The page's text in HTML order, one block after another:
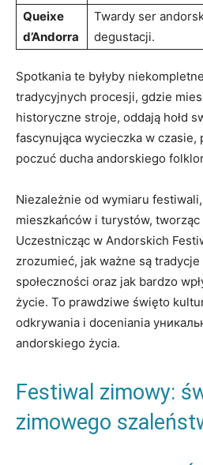
Queixe⁤
d’Andorra
Twardy ⁤ser
degustacji.
Spotkania te byłyby
tradycyjnych procesji, gdzie
historyczne stroje,‍ oddają hołd
fascynująca wycieczka w ‌czasie,
poczuć ducha andorskiego
Niezależnie ⁢od wymiaru
mieszkańców ⁢i turystów,
Uczestnicząc w ⁣Andorskich
zrozumieć,​ jak⁣ ważne są
społeczności ⁤oraz jak bardzo
życie. To prawdziwe święto
odkrywania i ‍doceniania
andorskiego życia.
Festiwal zimowy:‍
zimowego